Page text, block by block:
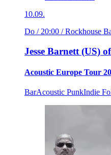
10.09.
Do / 20:00 / Rockhouse
Jesse Barnett (US)
Acoustic Europe Tour
BarAcoustic PunkIndie